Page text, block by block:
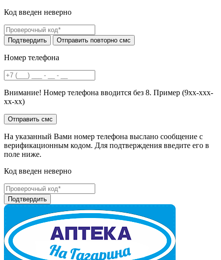
Код введен неверно
Номер телефона
Внимание! Номер телефона вводится без 8. Пример (9хх-ххх-
хх-хх)
На указанный Вами номер телефона выслано сообщение с
верификационным кодом. Для подтверждения введите его в
поле ниже.
Код введен неверно